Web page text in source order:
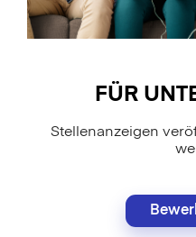
FÜR
Stellenanzeigen